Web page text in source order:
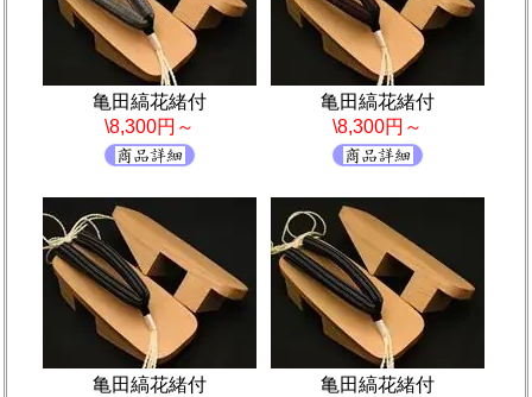
亀田縞花緒付
\8,300円～
亀田縞花緒付
\8,300円～
亀田縞花緒付
亀田縞花緒付